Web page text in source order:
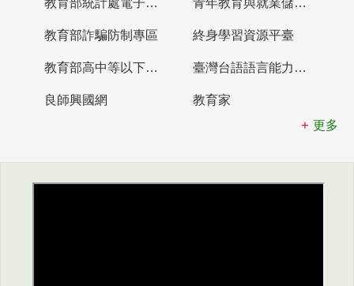
教育部詐騙防制專區 終身學習資源平臺
教育部高中等以下學校及幼兒園教師資格檢定考試 臺灣台語語言能力認證網站
良師興國網
教育家
更多